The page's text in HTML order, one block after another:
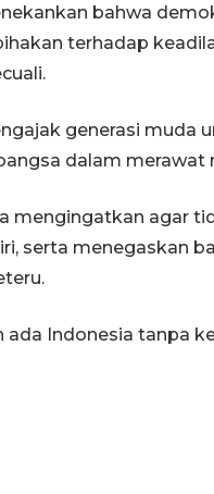
bahwa
terhadap
generasi muda
dalam merawat
mengingatkan agar
serta menegaskan
ada Indonesia tanpa